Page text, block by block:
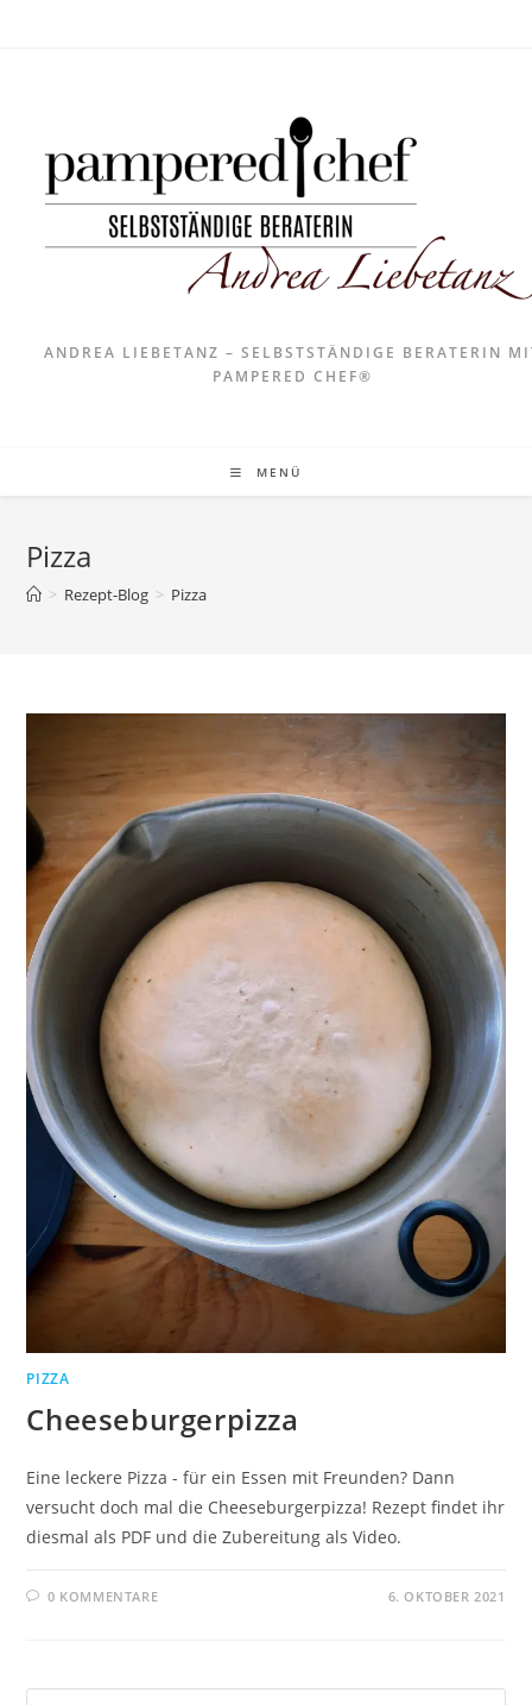
ANDREA LIEBETANZ – SELBSTSTÄNDIGE BERATERIN
PAMPERED CHEF®
MENÜ
Pizza
> Rezept-Blog > Pizza
PIZZA
Cheeseburgerpizza
Eine leckere Pizza - für ein Essen mit Freunden? Dann
versucht doch mal die Cheeseburgerpizza! Rezept findet ihr
diesmal als PDF und die Zubereitung als Video.
0 KOMMENTARE 6. OKTOBER 2021